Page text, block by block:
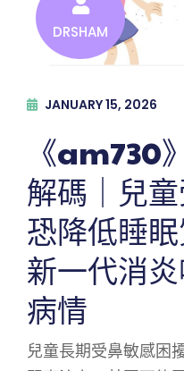
DRSHAM
JANUARY 15, 2026
《am730
解碼｜兒
恐降低睡
新一代消
病情
兒童長期受鼻敏感困